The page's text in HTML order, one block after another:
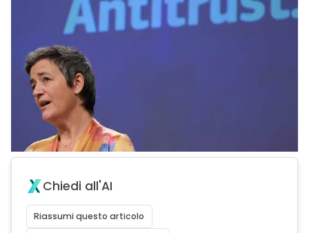
Chiedi all'AI
Riassumi questo articolo